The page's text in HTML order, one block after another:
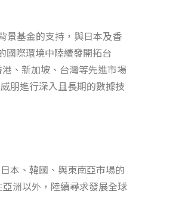
景基金的支持，與日本及香
國際環境中陸續發開拓台
、新加坡、台灣等先進市場
朋進行深入且長期的數據技
本、韓國、與東南亞市場的
洲以外，陸續尋求發展全球